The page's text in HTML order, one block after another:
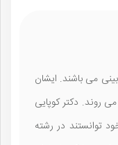
می باشند. ایشان
روند. دکتر کوپایی
توانستند در رشته